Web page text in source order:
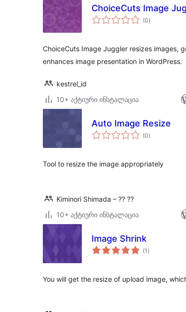
ChoiceCuts Image
(0საერთო
რეიტინგი
)
ChoiceCuts Image Juggler resizes images,
enhances image presentation in WordPress.
kestrel_id
10+ აქტიური ინსტალაცია
Auto Image Resize
(0საერთო
რეიტინგი
)
Tool to resize the image appropriately
Kiminori Shimada – ?? ??
10+ აქტიური ინსტალაცია
Image Shrink
(1 საერთო
რეიტინგი
)
You will get the resize of upload image,